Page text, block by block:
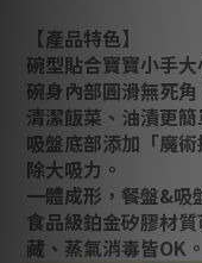
【產品特色】
碗型貼合寶寶小手
碗身內部圓滑無死
清潔飯菜、油漬更簡
吸盤底部添加「魔
除大吸力。
一體成形，餐盤&吸
食品級鉑金矽膠材
藏、蒸氣消毒皆OK。